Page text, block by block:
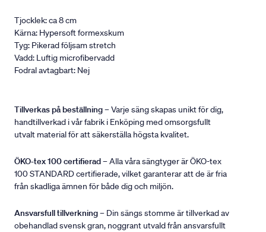
Tjocklek: ca 8 cm
Kärna: Hypersoft formexskum
Tyg: Pikerad följsam stretch
Vadd: Luftig microfibervadd
Fodral avtagbart: Nej
Tillverkas på beställning– Varje säng skapas unikt för dig,
handtillverkad i vår fabrik i Enköping med omsorgsfullt
utvalt material för att säkerställa högsta kvalitet.
ÖKO-tex 100 certifierad– Alla våra sängtyger är ÖKO-tex
100 STANDARD certifierade, vilket garanterar att de är fria
från skadliga ämnen för både dig och miljön.
Ansvarsfull tillverkning– Din sängs stomme är tillverkad av
obehandlad svensk gran, noggrant utvald från ansvarsfullt